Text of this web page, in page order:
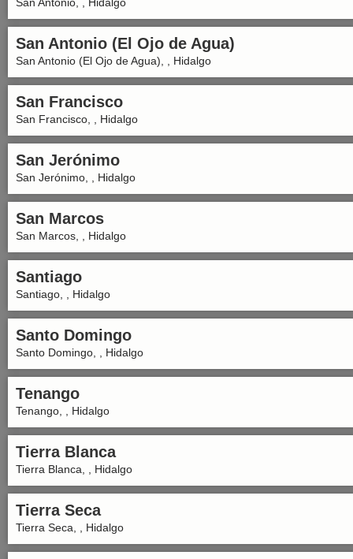
San Antonio (El Ojo de Agua)
San Antonio (El Ojo de Agua), , Hidalgo
San Francisco
San Francisco, , Hidalgo
San Jerónimo
San Jerónimo, , Hidalgo
San Marcos
San Marcos, , Hidalgo
Santiago
Santiago, , Hidalgo
Santo Domingo
Santo Domingo, , Hidalgo
Tenango
Tenango, , Hidalgo
Tierra Blanca
Tierra Blanca, , Hidalgo
Tierra Seca
Tierra Seca, , Hidalgo